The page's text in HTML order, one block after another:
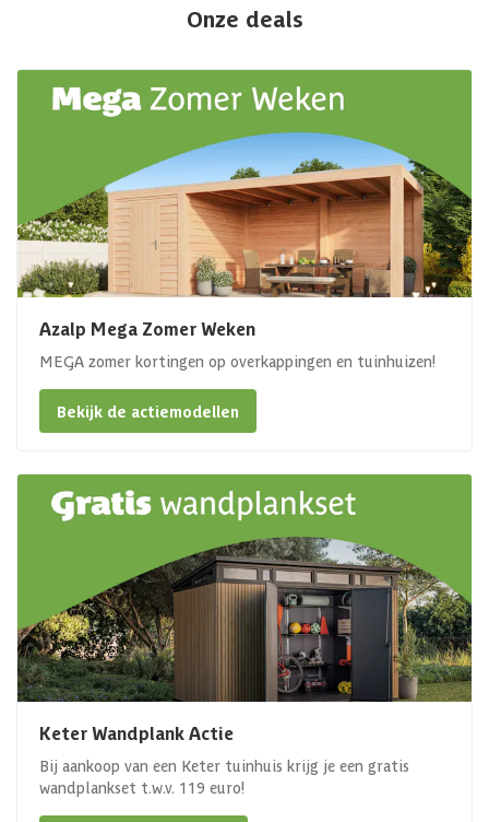
Onze deals
Azalp Mega Zomer Weken
MEGA zomer kortingen op overkappingen en tuinhuizen!
Bekijk de actiemodellen
Keter Wandplank Actie
Bij aankoop van een Keter tuinhuis krijg je een gratis
wandplankset t.w.v. 119 euro!